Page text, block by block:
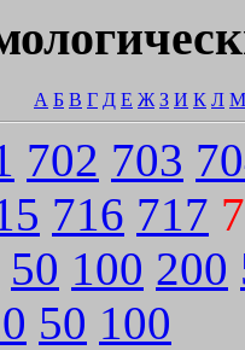
А Б В Г Д Е Ж З И К Л М
702 703
716 717
50 100 200
50 100